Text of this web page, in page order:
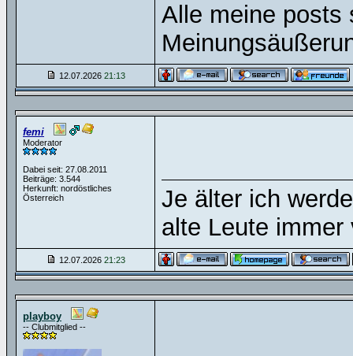
Alle meine posts
12.07.2026 21:13
femi
Moderator
Dabei seit: 27.08.2011
Beiträge: 3.544
Herkunft: nordöstliches
Österreich
Je älter ich
alte Leute
12.07.2026 21:23
playboy
-- Clubmitglied --